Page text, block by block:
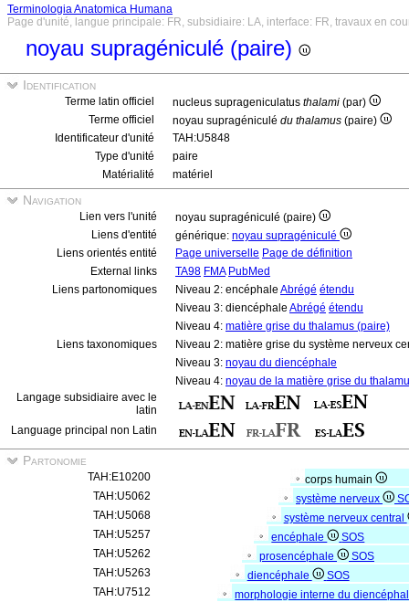
Terminologia Anatomica Humana
Page d'unité, langue principale: FR, subsidiaire: LA, interface: FR, travaux en
noyau supragéniculé (paire)
Identification
Terme latin officiel nucleus suprageniculatus thalami (par)
Terme officiel
noyau supragéniculé du thalamus (paire)
Identificateur d'unité
TAH:U5848
Type d'unité
paire
Matérialité
matériel
Navigation
Lien vers l'unité
noyau supragéniculé (paire)
Liens d'entité
générique: noyau supragéniculé
Liens orientés entité
Page universelle Page de définition
External links
TA98 FMA PubMed
Liens partonomiques
Niveau 2: encéphale Abrégé étendu
Niveau 3: diencéphale Abrégé étendu
Niveau 4: matière grise du thalamus (paire)
Liens taxonomiques
Niveau 2: matière grise du système nerveux
Niveau 3: noyau du diencéphale
Niveau 4: noyau de la matière grise du
Langage subsidiaire avec le
latin
Language principal non Latin
Partonomie
TAH:E10200
corps humain
TAH:U5062
système nerveux
TAH:U5068
système nerveux central
TAH:U5257
encéphale
SOS
TAH:U5262
prosencéphale
SOS
TAH:U5263
diencéphale
SOS
TAH:U7512
morphologie interne du